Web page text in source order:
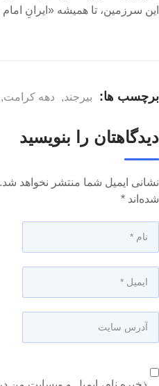
این سرزمین، تا همیشه «ایرانِ
برچسب ها: بیرجند, دهه کرامت,
دیدگاهتان را بنویسید
نشانی ایمیل شما منتشر نخواهد شد.
شده‌اند *